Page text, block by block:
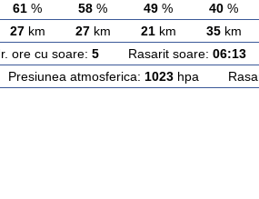
61 % 58 % 49 % 40 %
27km 27km 21km 35km
ore cu soare: 5Rasarit soare: 06:13
atmosferica: 1023hpa